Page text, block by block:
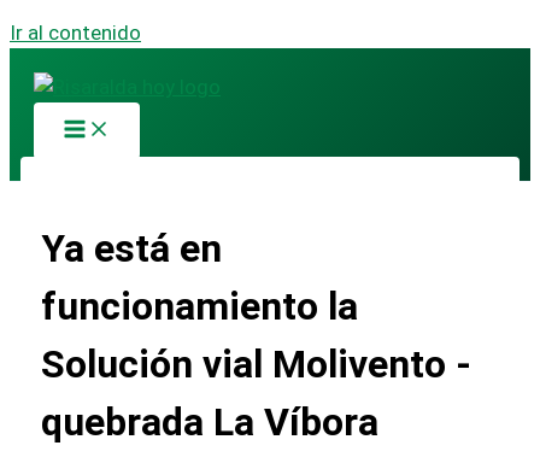
Ir al contenido
Ya está en
funcionamiento la
Solución vial Molivento -
quebrada La Víbora